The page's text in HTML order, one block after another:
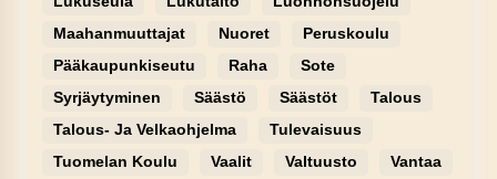
Maahanmuuttajat
Nuoret
Peruskoulu
Pääkaupunkiseutu
Raha
Sote
Syrjäytyminen
Säästö Säästöt
Talous
Talous- Ja Velkaohjelma
Tulevaisuus
Tuomelan Koulu
Vaalit Valtuusto
Vantaa